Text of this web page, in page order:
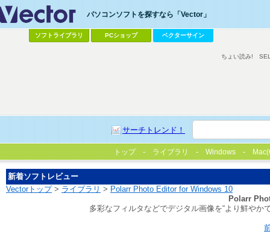
パソコンソフトを探すなら「Vector」
ソフトライブラリ PCショップ ベクターサイン
サーチトレンド！
ちょい読み!
トップ ライブラリ Windows
新着ソフトレビュー
Vectorトップ> ライブラリ > Polarr Photo Editor for Windows 10
Polarr
多彩なフィルタなどでデジタル画像を“より鮮や